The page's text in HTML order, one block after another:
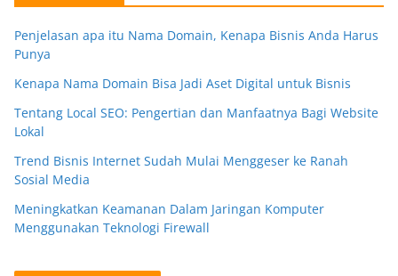
Penjelasan apa itu Nama Domain, Kenapa Bisnis Anda Harus
Punya
Kenapa Nama Domain Bisa Jadi Aset Digital untuk Bisnis
Tentang Local SEO: Pengertian dan Manfaatnya Bagi Website
Lokal
Trend Bisnis Internet Sudah Mulai Menggeser ke Ranah
Sosial Media
Meningkatkan Keamanan Dalam Jaringan Komputer
Menggunakan Teknologi Firewall